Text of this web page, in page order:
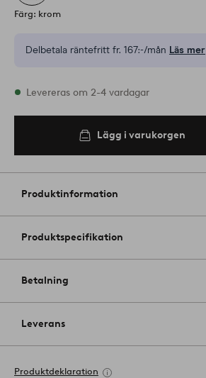
Färg: krom
Delbetala räntefritt fr. 167:-/mån Läs mer
I lager
Levereras om 2-4 vardagar
Lägg i varukorgen
Produktinformation
Produktspecifikation
Betalning
Leverans
Produktdeklaration